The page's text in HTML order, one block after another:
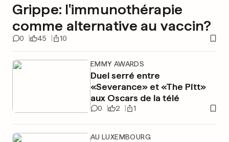
Grippe: l'immunothérapie
comme alternative au vaccin?
0 45 10
EMMY AWARDS
Duel serré entre
«Severance» et «The Pitt»
aux Oscars de la télé
0 2 1
AU LUXEMBOURG